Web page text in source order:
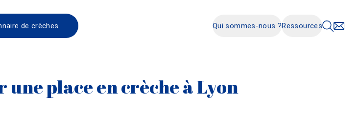
de crèches Qui sommes-nous ?Ressources
place en crèche à Lyon